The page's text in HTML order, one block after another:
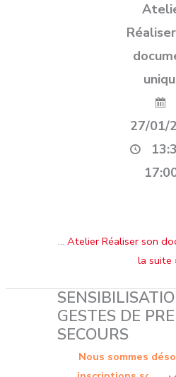
27/01/
… Atelier Réaliser son
la suite
GESTES DE
SECOURS
Nous sommes